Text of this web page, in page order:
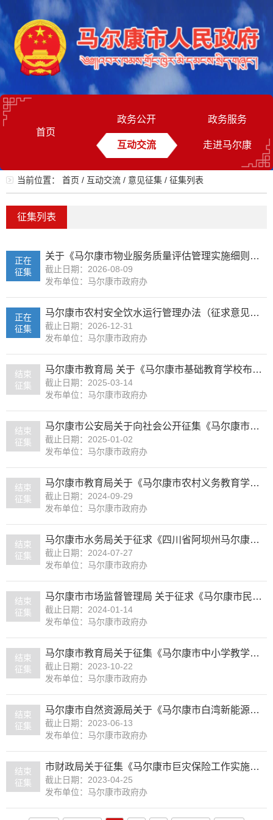
首页
政务公开 政务服务
互动交流 走进马尔康
当前位置： 首页 / 互动交流 / 意见征集 / 征集列表
征集列表
正在
征集
关于《马尔康市物业服务质量评估管理实施细则》（征求意见稿）社会公开征求意见公告
截止日期：2026-08-09
发布单位：马尔康市政府办
正在
征集
马尔康市农村安全饮水运行管理办法（征求意见稿）
截止日期：2026-12-31
发布单位：马尔康市政府办
结束
征集
马尔康市教育局 关于《马尔康市基础教育学校布局规划 (2024-2028年)（征求意见稿）》的公示
截止日期：2025-03-14
发布单位：马尔康市政府办
结束
征集
马尔康市公安局关于向社会公开征集《马尔康市公安局关于规范犬只管理的通告》意见的公告
截止日期：2025-01-02
发布单位：马尔康市政府办
结束
征集
马尔康市教育局关于《马尔康市农村义务教育学生营养改善计划的实施方案》的意见征集
截止日期：2024-09-29
发布单位：马尔康市政府办
结束
征集
马尔康市水务局关于征求《四川省阿坝州马尔康大中型水电工程农村移民逐年货币补偿安置实施细则》意见的公告
截止日期：2024-07-27
发布单位：马尔康市政府办
结束
征集
马尔康市市场监督管理局 关于征求《马尔康市民营经济发展环境提升行动方案（征求意见稿）》《马尔康市关于促进民营企业发展壮大的若干措施（征求意见稿）》《马尔康市关于进一步促进个体工商户发展的若干措施（征求意见稿）》意见建议的公告
截止日期：2024-01-14
发布单位：马尔康市政府办
结束
征集
马尔康市教育局关于征集《马尔康市中小学教学质量奖励办法（征求意见稿）》意见建议的公告
截止日期：2023-10-22
发布单位：马尔康市政府办
结束
征集
马尔康市自然资源局关于《马尔康市白湾新能源开发片区国土空间总体规划（2021-2035年）》的意见征集
截止日期：2023-06-13
发布单位：马尔康市政府办
结束
征集
市财政局关于征集《马尔康市巨灾保险工作实施方案（征求意见稿）》意见建议的公告
截止日期：2023-04-25
发布单位：马尔康市政府办